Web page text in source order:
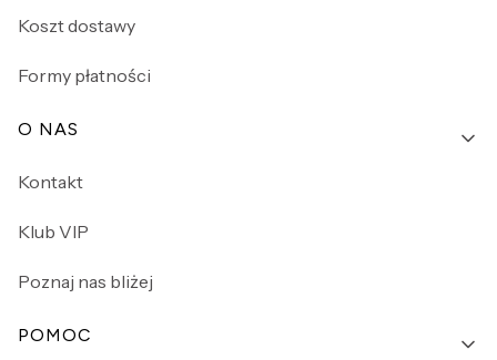
Koszt dostawy
Formy płatności
O NAS
Kontakt
Klub VIP
Poznaj nas bliżej
POMOC